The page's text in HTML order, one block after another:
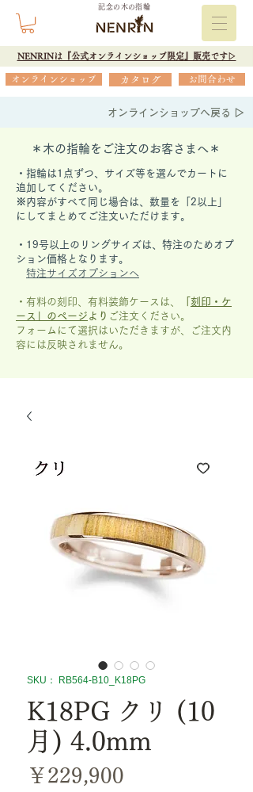
記念の木の指輪
NENRINは『公式オンラインショップ限定』販売です▷
オンラインショップ カタログ お問合わせ
オンラインショップへ戻る ▷
＊木の指輪をご注文のお客さまへ＊
・指輪は1点ずつ、サイズ等を選んでカートに
追加してください。
※内容がすべて同じ場合は、数量を「2以上」
にしてまとめてご注文いただけます。
​・19号以上のリングサイズは、特注のためオプ
ション価格となります。
特注サイズオプションへ
・有料の刻印、有料装飾ケースは、
刻印・ケ
ース」のページ より ご注文ください。
フォームにて選択はいただきますが、
ご注文内
容には反映されません。
SKU： RB564-B10_K18PG
K18PG クリ (10
月) 4.0mm
￥229,900